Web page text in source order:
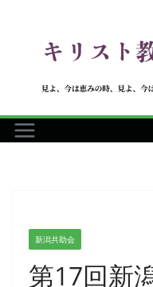
へ
ス
新潟共助会
第17回新